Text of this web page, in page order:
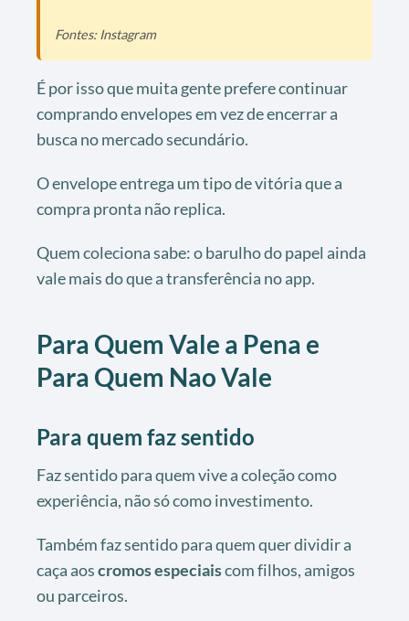
Fontes: Instagram
É por isso que muita gente prefere continuar
comprando envelopes em vez de encerrar a
busca no mercado secundário.
O envelope entrega um tipo de vitória que a
compra pronta não replica.
Quem coleciona sabe: o barulho do papel ainda
vale mais do que a transferência no app.
Para Quem Vale a Pena e
Para Quem Nao Vale
Para quem faz sentido
Faz sentido para quem vive a coleção como
experiência, não só como investimento.
Também faz sentido para quem quer dividir a
caça aoscromos especiaiscom filhos, amigos
ou parceiros.